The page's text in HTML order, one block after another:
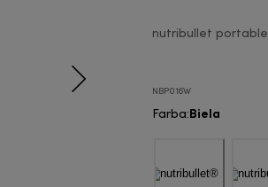
nutribullet portable
NBP016W
Farba:Biela